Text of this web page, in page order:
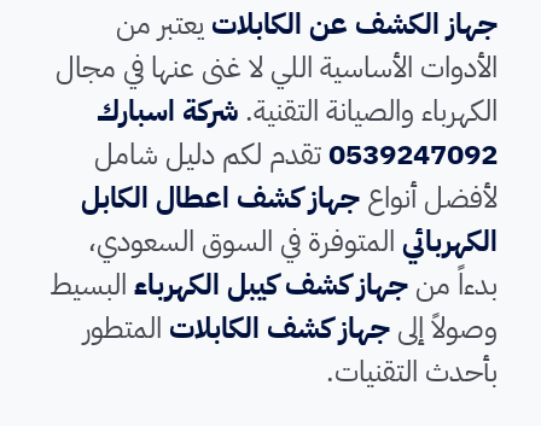
جهاز الكشف عن الكابلات يعتبر من
الأدوات الأساسية اللي لا غنى عنها في مجال
الكهرباء والصيانة التقنية.شركة اسبارك
0539247092تقدم لكم دليل شامل
لأفضل أنواعجهاز كشف اعطال الكابل
الكهربائيالمتوفرة في السوق السعودي،
بدءاً منجهاز كشف كيبل الكهرباءالبسيط
وصولاً إلىجهاز كشف الكابلات المتطور
بأحدث التقنيات.